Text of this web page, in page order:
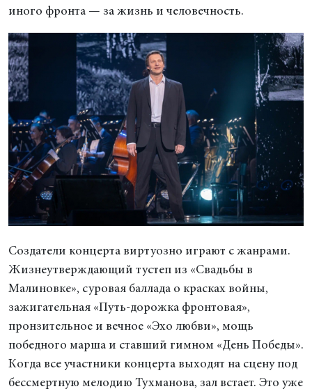
иного фронта — за жизнь и человечность.
Создатели концерта виртуозно играют с жанрами.
Жизнеутверждающий тустеп из «Свадьбы в
Малиновке», суровая баллада о красках войны,
зажигательная «Путь-дорожка фронтовая»,
пронзительное и вечное «Эхо любви», мощь
победного марша и ставший гимном «День Победы».
Когда все участники концерта выходят на сцену под
бессмертную мелодию Тухманова, зал встает. Это уже